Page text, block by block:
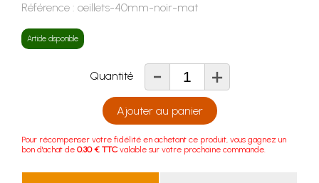
Référence : oeillets-40mm-noir-mat
Article disponible
Quantité - +
Ajouter au panier
Pour récompenser votre fidélité en achetant ce produit, vous gagnez un
bon d'achat de 0.30 € TTC valable sur votre prochaine commande.